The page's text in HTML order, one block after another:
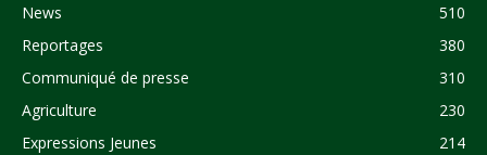
News
510
Reportages
380
Communiqué de presse
310
Agriculture
230
Expressions Jeunes
214